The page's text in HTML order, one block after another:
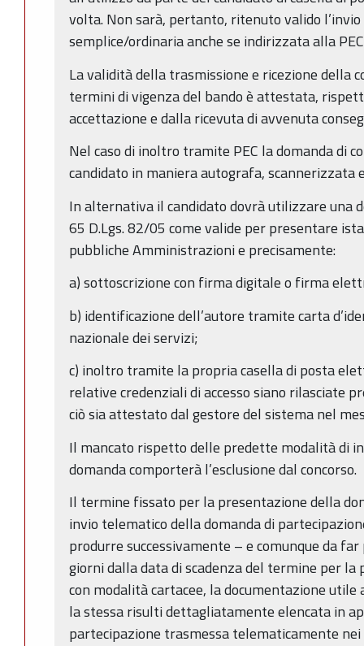
volta. Non sarà, pertanto, ritenuto valido
semplice/ordinaria anche se indirizzata alla
La validità della trasmissione e ricezione della
termini di vigenza del bando è attestata,
accettazione e dalla ricevuta di avvenuta
Nel caso di inoltro tramite PEC la domanda di
candidato in maniera autografa, scannerizzata
In alternativa il candidato dovrà utilizzare una
65 D.Lgs. 82/05 come valide per presentare
pubbliche Amministrazioni e precisamente:
a) sottoscrizione con firma digitale o firma
b) identificazione dell’autore tramite carta
nazionale dei servizi;
c) inoltro tramite la propria casella di posta
relative credenziali di accesso siano rilasciate
ciò sia attestato dal gestore del sistema nel
Il mancato rispetto delle predette modalità di
domanda comporterà l’esclusione dal concorso.
Il termine fissato per la presentazione della
invio telematico della domanda di
produrre successivamente – e comunque da
giorni dalla data di scadenza del termine per
con modalità cartacee, la documentazione
la stessa risulti dettagliatamente elencata in
partecipazione trasmessa telematicamente